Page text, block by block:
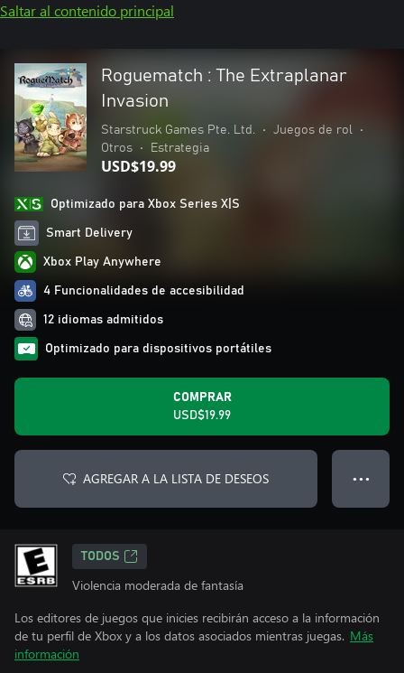
Saltar al contenido principal
Roguematch : The Extraplanar
Invasion
Starstruck Games Pte. Ltd. • Juegos de rol
•
Otros
• Estrategia
USD$19.99
Optimizado para Xbox Series X|S
Smart Delivery
Xbox Play Anywhere
4 Funcionalidades de accesibilidad
12 idiomas admitidos
Optimizado para dispositivos portátiles
COMPRAR
USD$19.99
AGREGAR A LA LISTA DE DESEOS ● ● ●
TODOS
Violencia moderada de fantasía
Los editores de juegos que inicies recibirán acceso a la información
de tu perfil de Xbox y a los datos asociados mientras juegas. Más
información